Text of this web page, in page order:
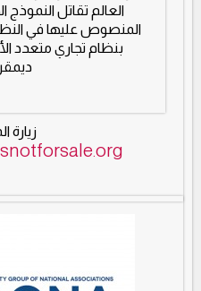
العالم تقاتل النموذج
المنصوص عليها في
بنظام تجاري متعدد
زيارة